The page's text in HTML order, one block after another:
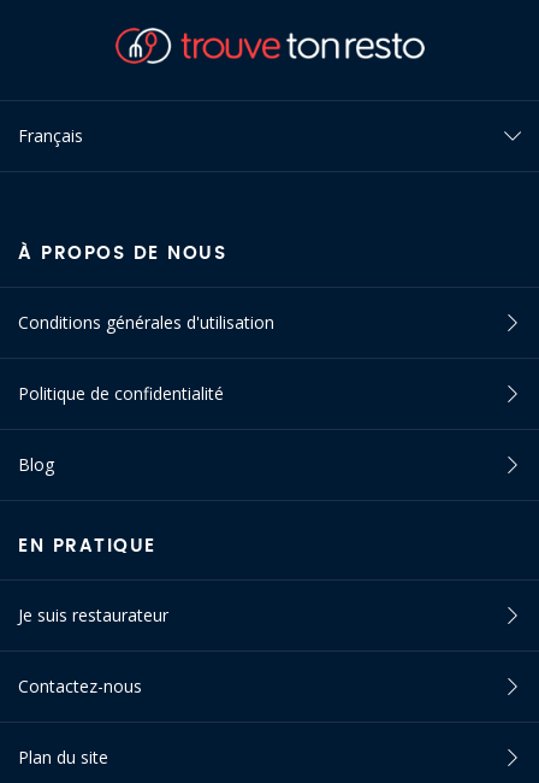
Français
À PROPOS DE NOUS
Conditions générales d'utilisation
Politique de confidentialité
Blog
EN PRATIQUE
Je suis restaurateur
Contactez-nous
Plan du site